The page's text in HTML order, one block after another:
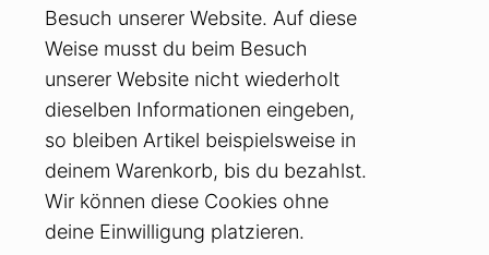
Besuch unserer Website. Auf diese
Weise musst du beim Besuch
unserer Website nicht wiederholt
dieselben Informationen eingeben,
so bleiben Artikel beispielsweise in
deinem Warenkorb, bis du bezahlst.
Wir können diese Cookies ohne
deine Einwilligung platzieren.